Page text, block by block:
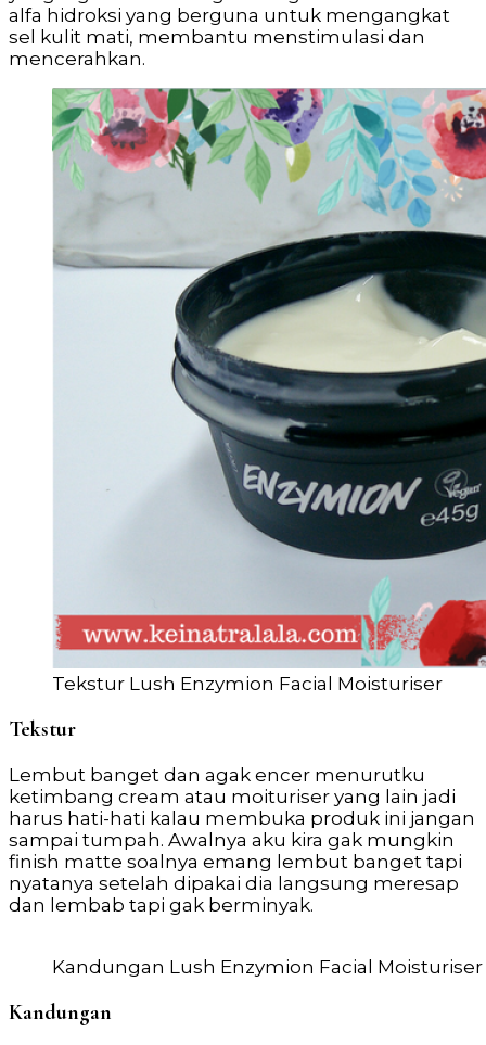
alfa hidroksi yang berguna untuk mengangkat
sel kulit mati, membantu menstimulasi dan
mencerahkan.
Tekstur Lush Enzymion Facial Moisturiser
Tekstur
Lembut banget dan agak encer menurutku
ketimbang cream atau moituriser yang lain jadi
harus hati-hati kalau membuka produk ini jangan
sampai tumpah. Awalnya aku kira gak mungkin
finish matte soalnya emang lembut banget tapi
nyatanya setelah dipakai dia langsung meresap
dan lembab tapi gak berminyak.
Kandungan Lush Enzymion Facial Moisturiser
Kandungan